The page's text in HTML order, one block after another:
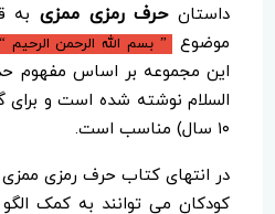
داستانحرف رمزی ممزی به
موضوع
” بسم الله الرحمن الرحیم“
این مجموعه بر اساس مفهوم
۱۰ سال) مناسب است.
در انتهای کتاب حرف رمزی
کودکان می توانند به کمک